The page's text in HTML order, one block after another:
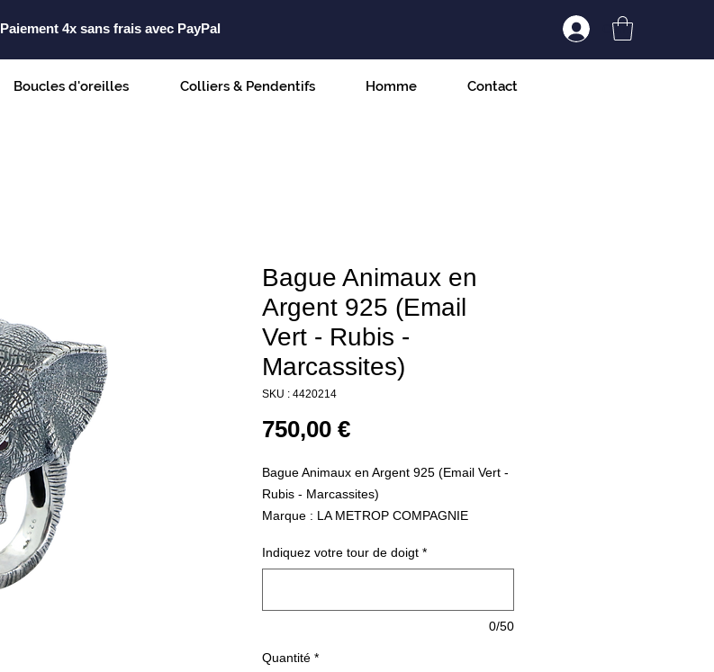
Paiement 4x sans frais avec PayPal Connexion/
Boucles d'oreilles Colliers & Pendentifs Homme Contact
Bague Animaux en
Argent 925 (Email
Vert - Rubis -
Marcassites)
SKU : 4420214
750,00 €Prix
Bague Animaux en Argent 925 (Email Vert -
Rubis - Marcassites)
Marque : LA METROP COMPAGNIE
Indiquez votre tour de doigt *
0/50
Quantité *